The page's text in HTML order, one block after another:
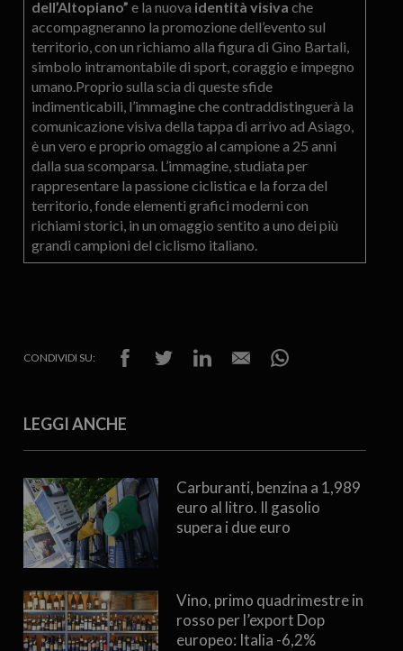
dell’Altopiano” e la nuova identità visiva che
accompagneranno la promozione dell’evento sul
territorio, con un richiamo alla figura di Gino Bartali,
simbolo intramontabile di sport, coraggio e impegno
umano.Proprio sulla scia di queste sfide
indimenticabili, l’immagine che contraddistinguerà la
comunicazione visiva della tappa di arrivo ad Asiago,
è un vero e proprio omaggio al campione a 25 anni
dalla sua scomparsa. L’immagine, studiata per
rappresentare la passione ciclistica e la forza del
territorio, fonde elementi grafici moderni con
richiami storici, in un omaggio sentito a uno dei più
grandi campioni del ciclismo italiano.
CONDIVIDI SU:
LEGGI ANCHE
Carburanti, benzina a 1,989
euro al litro. Il gasolio
supera i due euro
Vino, primo quadrimestre in
rosso per l’export Dop
europeo: Italia -6,2%